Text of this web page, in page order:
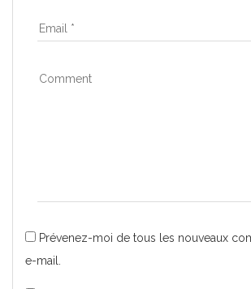
Prévenez-moi de tous les nouveaux
e-mail.